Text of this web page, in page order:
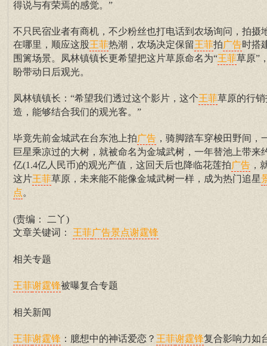
得说与有荣焉的感觉。”
不只民宿业者有商机，不少粉丝也打电话到农场询问，拍摄
在哪里，顺应这股王菲热潮，农场决定保留王菲拍广告时搭
围篱场景。凤林镇镇长更希望把这片草原命名为“王菲草原”
盼带动日后观光。
凤林镇镇长：“希望我们透过这个影片，这个王菲草原的行销
造，能够结合我们的观光客。”
毕竟先前金城武在台东池上拍广告 ，骑脚踏车穿梭田野间，
巨星乘凉过的大树，就被命名为金城武树，一年替池上带来
亿(1.4亿人民币)的观光产值，这回天后也降临花莲拍广告 ，
这片王菲草原，未来能不能像金城武树一样，成为热门追星
点。
(责编： 二丫)
文章关键词： 王菲广告景点谢霆锋
相关专题
王菲谢霆锋被曝复合专题
相关新闻
王菲谢霆锋 ：臆想中的神话爱恋？ 王菲谢霆锋复合影响力如